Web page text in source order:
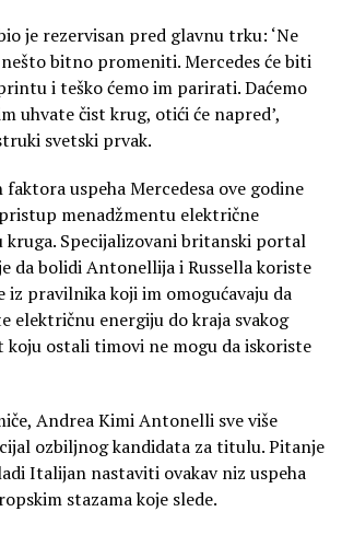
je rezervisan pred glavnu trku: ‘Ne
nešto bitno promeniti. Mercedes će biti
i teško ćemo im parirati. Daćemo
uhvate čist krug, otići će napred’,
svetski prvak.
faktora uspeha Mercedesa ove godine
menadžmentu električne
kruga. Specijalizovani britanski portal
da bolidi Antonellija i Russella koriste
iz pravilnika koji im omogućavaju da
električnu energiju do kraja svakog
koju ostali timovi ne mogu da iskoriste
Andrea Kimi Antonelli sve više
ozbiljnog kandidata za titulu. Pitanje
Italijan nastaviti ovakav niz uspeha
stazama koje slede.